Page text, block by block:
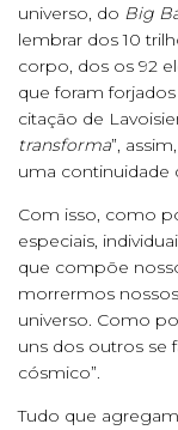
universo, do Big
lembrar dos 10
corpo, dos os 92
que foram
citação de
transforma”,
uma continuidade
Com isso, como
especiais,
que compõe
morrermos
universo. Como
uns dos outros se
cósmico”.
Tudo que